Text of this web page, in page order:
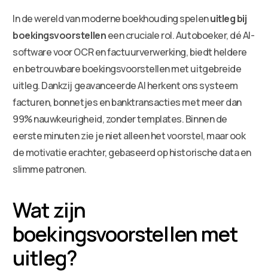
In de wereld van moderne boekhouding spelenuitleg bij
boekingsvoorstelleneen cruciale rol. Autoboeker, dé AI-
software voor OCR en factuurverwerking, biedt heldere
en betrouwbare boekingsvoorstellen met uitgebreide
uitleg. Dankzij geavanceerde AI herkent ons systeem
facturen, bonnetjes en banktransacties met meer dan
99% nauwkeurigheid, zonder templates. Binnen de
eerste minuten zie je niet alleen het voorstel, maar ook
de motivatie erachter, gebaseerd op historische data en
slimme patronen.
Wat zijn
boekingsvoorstellen met
uitleg?